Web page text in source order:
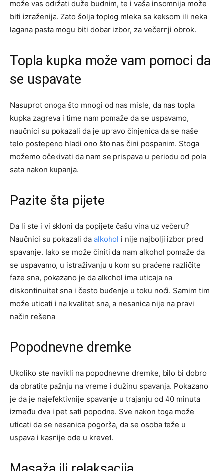
može vas održati duže budnim, te i vaša insomnija može
biti izraženija. Zato šolja toplog mleka sa keksom ili neka
lagana pasta mogu biti dobar izbor, za večernji obrok.
Topla kupka može vam pomoci da
se uspavate
Nasuprot onoga što mnogi od nas misle, da nas topla
kupka zagreva i time nam pomaže da se uspavamo,
naučnici su pokazali da je upravo činjenica da se naše
telo postepeno hladi ono što nas čini pospanim. Stoga
možemo očekivati da nam se prispava u periodu od pola
sata nakon kupanja.
Pazite šta pijete
Da li ste i vi skloni da popijete čašu vina uz večeru?
Naučnici su pokazali da alkohol i nije najbolji izbor pred
spavanje. Iako se može činiti da nam alkohol pomaže da
se uspavamo, u istraživanju u kom su praćene različite
faze sna, pokazano je da alkohol ima uticaja na
diskontinuitet sna i često buđenje u toku noći. Samim tim
može uticati i na kvalitet sna, a nesanica nije na pravi
način rešena.
Popodnevne dremke
Ukoliko ste navikli na popodnevne dremke, bilo bi dobro
da obratite pažnju na vreme i dužinu spavanja. Pokazano
je da je najefektivnije spavanje u trajanju od 40 minuta
između dva i pet sati popodne. Sve nakon toga može
uticati da se nesanica pogorša, da se osoba teže u
uspava i kasnije ode u krevet.